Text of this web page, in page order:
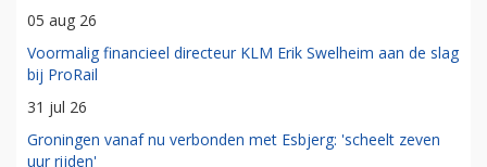
05 aug 26
Voormalig financieel directeur KLM Erik Swelheim aan de slag
bij ProRail
31 jul 26
Groningen vanaf nu verbonden met Esbjerg: 'scheelt zeven
uur rijden'